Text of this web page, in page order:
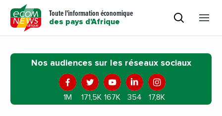
Toute l'information économique
des pays d'Afrique
Nos audiences sur les réseaux sociaux
1M 171,5K 167K 354 17,8K